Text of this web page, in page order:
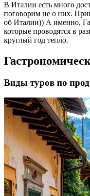
В Италии есть много достопримечательностей, но сегодня мы
поговорим не о них.
об Италии)) А именно,
которые проводятся в
круглый год тепло.
Виды туров по